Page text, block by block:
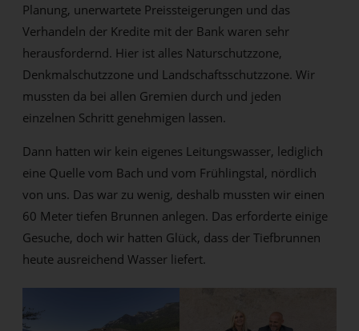
Planung, unerwartete Preissteigerungen und das
Verhandeln der Kredite mit der Bank waren sehr
herausfordernd. Hier ist alles Naturschutzzone,
Denkmalschutzzone und Landschaftsschutzzone. Wir
mussten da bei allen Gremien durch und jeden
einzelnen Schritt genehmigen lassen.
Dann hatten wir kein eigenes Leitungswasser, lediglich
eine Quelle vom Bach und vom Frühlingstal, nördlich
von uns. Das war zu wenig, deshalb mussten wir einen
60 Meter tiefen Brunnen anlegen. Das erforderte einige
Gesuche, doch wir hatten Glück, dass der Tiefbrunnen
heute ausreichend Wasser liefert.